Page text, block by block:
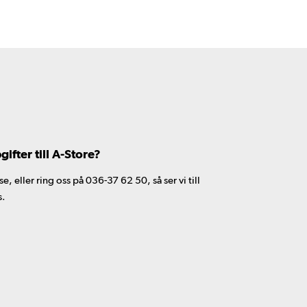
till A-Store?
eller ring oss på 036-37 62 50, så ser vi till